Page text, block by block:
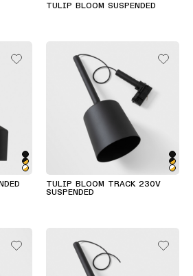
TULIP BLOOM SUSPENDED
TULIP BLOOM TRACK 230V
SUSPENDED